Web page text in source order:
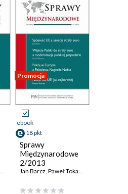
,Marek Wasiński,Krzysztof
Promocja
ebook
18 pkt
Sprawy
Międzynarodowe
2/2013
Jan Barcz, Paweł Tokarski